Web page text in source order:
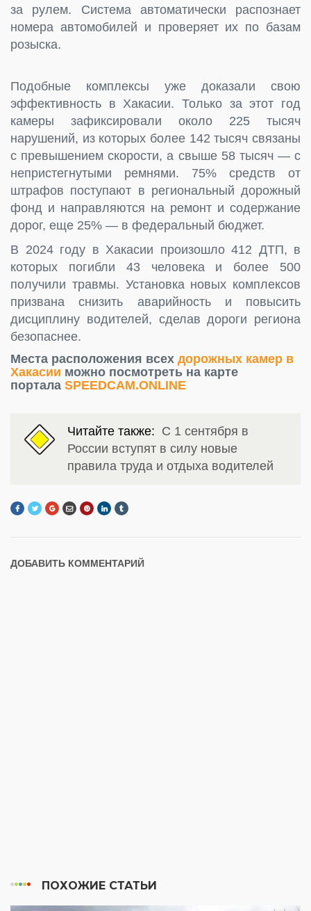
за рулем. Система автоматически распознает
номера автомобилей и проверяет их по базам
розыска.
Подобные комплексы уже доказали свою
эффективность в Хакасии. Только за этот год
камеры зафиксировали около 225 тысяч
нарушений, из которых более 142 тысяч связаны
с превышением скорости, а свыше 58 тысяч — с
непристегнутыми ремнями. 75% средств от
штрафов поступают в региональный дорожный
фонд и направляются на ремонт и содержание
дорог, еще 25% — в федеральный бюджет.
В 2024 году в Хакасии произошло 412 ДТП, в
которых погибли 43 человека и более 500
получили травмы. Установка новых комплексов
призвана снизить аварийность и повысить
дисциплину водителей, сделав дороги региона
безопаснее.
Места расположения всех дорожных камер в
Хакасии можно посмотреть на карте
портала SPEEDCAM.ONLINE
Читайте также: С 1 сентября в
России вступят в силу новые
правила труда и отдыха водителей
ДОБАВИТЬ КОММЕНТАРИЙ
ПОХОЖИЕ СТАТЬИ